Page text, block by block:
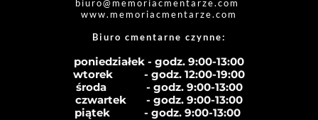
biuro@memoriacmentarze.com
www.memoriacmentarze.com
Biuro cmentarne czynne:
poniedziałek - godz. 9:00-13:00
wtorek           - godz. 12:00-19:00
środa              - godz. 9:00-13:00
czwartek       - godz. 9:00-13:00
piątek            - godz. 9:00-13:00